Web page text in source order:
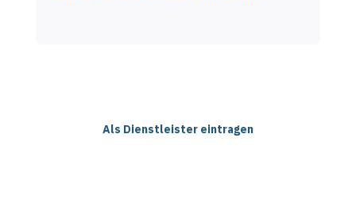
Als Dienstleister eintragen